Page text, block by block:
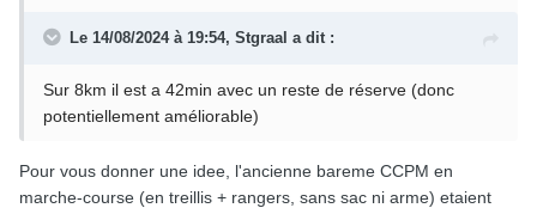
Le 14/08/2024 à 19:54, Stgraal a dit :
Sur 8km il est a 42min avec un reste de réserve (donc
potentiellement améliorable)
Pour vous donner une idee, l'ancienne bareme CCPM en
marche-course (en treillis + rangers, sans sac ni arme) etaient